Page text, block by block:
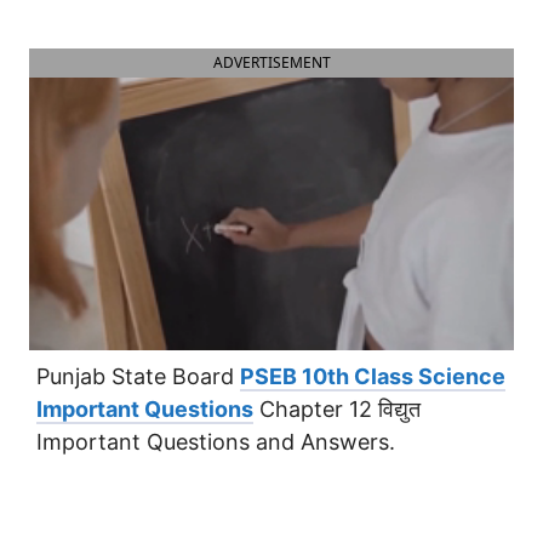
ADVERTISEMENT
Punjab State Board PSEB 10th Class Science
Important Questions Chapter 12 विद्युत
Important Questions and Answers.